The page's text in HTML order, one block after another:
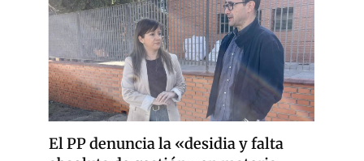
El PP denuncia la «desidia y falta